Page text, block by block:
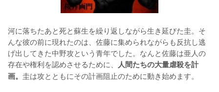
河に落ちたあと死と蘇生を繰り返しながら生き延びた圭。そ
んな彼の前に現れたのは、佐藤に集められながらも反抗し逃
げ出してきた中野攻という青年でした。なんと佐藤は亜人の
存在や権利を認めさせるために、 人間たちの大量虐殺を計
画。 圭は攻とともにその計画阻止のために動き始めます。